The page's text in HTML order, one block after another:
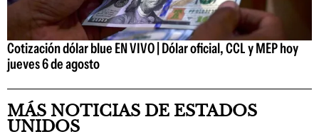
Cotización dólar blue EN VIVO | Dólar oficial, CCL y MEP hoy
jueves 6 de agosto
MÁS NOTICIAS DE ESTADOS
UNIDOS